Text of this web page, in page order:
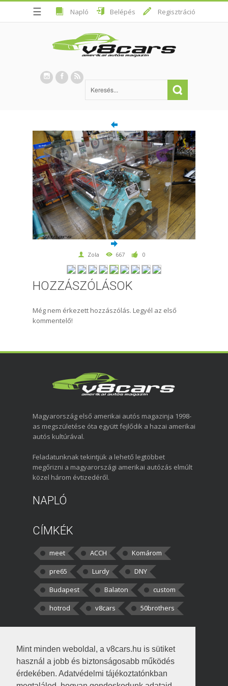
Mint minden weboldal, a v8cars.hu is sütiket
használ a jobb és biztonságosabb működés
érdekében. Adatvédelmi tájékoztatónkban
☰ Napló Belépés Regisztráció
Zola 667 0
HOZZÁSZÓLÁSOK
Még nem érkezett hozzászólás. Legyél az első
kommentelő!
Magyarország első amerikai autós magazinja 1998-
as megszületése óta együtt fejlődik a hazai amerikai
autós kultúrával.
Feladatunknak tekintjük a lehető legtöbbet
megőrizni a magyarországi amerikai autózás elmúlt
közel három évtizedéről.
NAPLÓ
CÍMKÉK
meet ACCH
Komárom
pre65
Lurdy
DNY
Budapest
Balaton
custom
hotrod
v8cars 50brothers
kortisz:Elszúrtam! Én csak két
darabbaal számoltam. Nem tudtam, hogy fél autót,